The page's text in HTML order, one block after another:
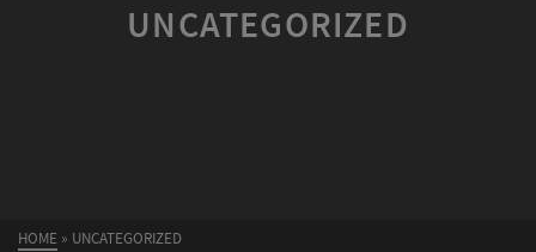
UNCATEGORIZED
HOME » UNCATEGORIZED